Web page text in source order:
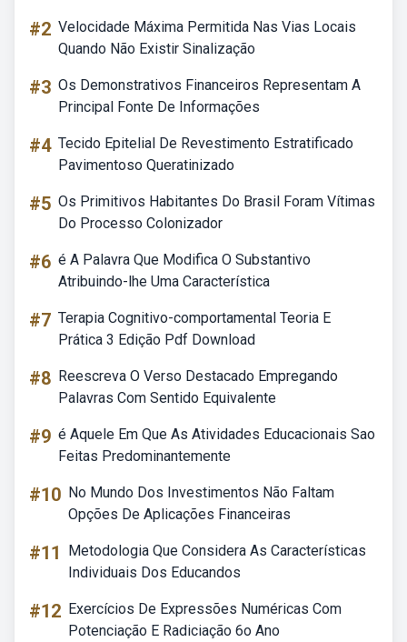
#2 Velocidade Máxima Permitida Nas Vias Locais
Quando Não Existir Sinalização
#3 Os Demonstrativos Financeiros Representam A
Principal Fonte De Informações
#4 Tecido Epitelial De Revestimento Estratificado
Pavimentoso Queratinizado
#5 Os Primitivos Habitantes Do Brasil Foram Vítimas
Do Processo Colonizador
#6 é A Palavra Que Modifica O Substantivo
Atribuindo-lhe Uma Característica
#7 Terapia Cognitivo-comportamental Teoria E
Prática 3 Edição Pdf Download
#8 Reescreva O Verso Destacado Empregando
Palavras Com Sentido Equivalente
#9 é Aquele Em Que As Atividades Educacionais Sao
Feitas Predominantemente
#10 No Mundo Dos Investimentos Não Faltam
Opções De Aplicações Financeiras
#11
Metodologia Que Considera As Características
Individuais Dos Educandos
#12 Exercícios De Expressões Numéricas Com
Potenciação E Radiciação 6o Ano